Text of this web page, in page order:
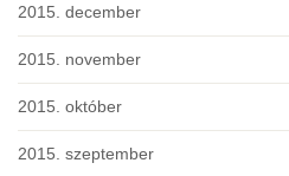
2015. december
2015. november
2015. október
2015. szeptember